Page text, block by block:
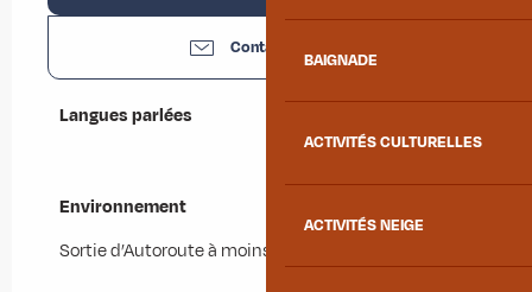
BAIGNADE
ACTIVITÉS CULTURELLES
ACTIVITÉS NEIGE
Contactez-nous
Langues parlées
Langues parlées
Environnement
Environnement
Sortie d’Autoroute à moins de 5 km